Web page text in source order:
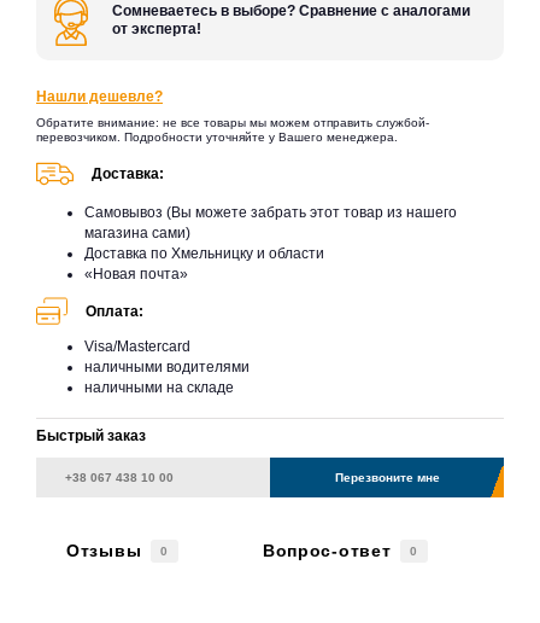
Сомневаетесь в выборе? Сравнение с аналогами
от эксперта!
Нашли дешевле?
Обратите внимание: не все товары мы можем отправить службой-
перевозчиком. Подробности уточняйте у Вашего менеджера.
Доставка:
Самовывоз (Вы можете забрать этот товар из нашего
магазина сами)
Доставка по Хмельницку и области
«Новая почта»
Оплата:
Visa/Mastercard
наличными водителями
наличными на складе
Быстрый заказ
Перезвоните мне
Отзывы 0 Вопрос-ответ 0